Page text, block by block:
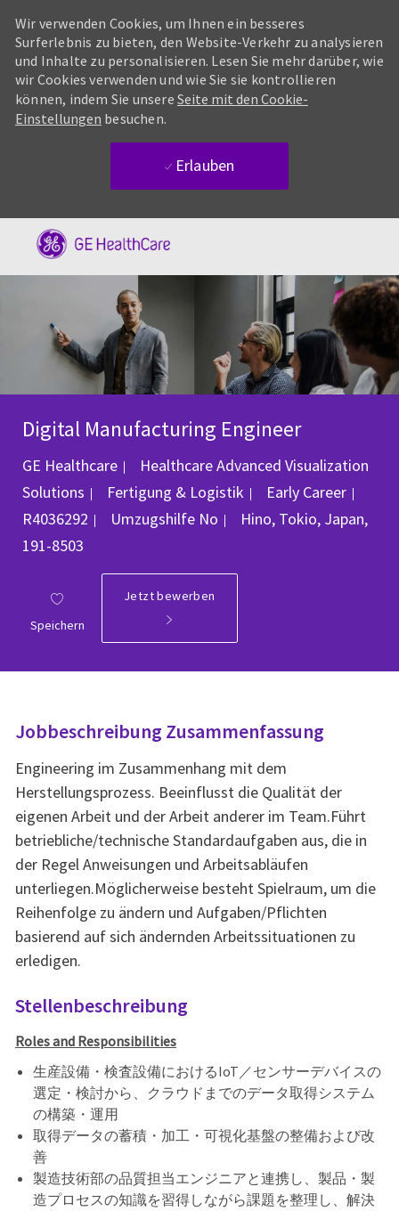
Wir verwenden Cookies, um Ihnen ein besseres
Surferlebnis zu bieten, den Website-Verkehr zu analysieren
und Inhalte zu personalisieren. Lesen Sie mehr darüber, wie
wir Cookies verwenden und wie Sie sie kontrollieren
können, indem Sie unsere Seite mit den Cookie-
Einstellungen besuchen.
Erlauben
Digital Manufacturing Engineer
GE Healthcare
Healthcare Advanced Visualization
Solutions
Kategorie
Fertigung & Logistik Early Career
R4036292
Umzugshilfe No Ort
Hino, Tokio, Japan,
191-8503
Speichern
Jetzt bewerben
Jobbeschreibung Zusammenfassung
Engineering im Zusammenhang mit dem
Herstellungsprozess. Beeinflusst die Qualität der
eigenen Arbeit und der Arbeit anderer im Team.Führt
betriebliche/technische Standardaufgaben aus, die in
der Regel Anweisungen und Arbeitsabläufen
unterliegen.Möglicherweise besteht Spielraum, um die
Reihenfolge zu ändern und Aufgaben/Pflichten
basierend auf sich ändernden Arbeitssituationen zu
erledigen.
Stellenbeschreibung
Roles and Responsibilities
生産設備・検査設備におけるIoT／センサーデバイスの
選定・検討から、クラウドまでのデータ取得システム
の構築・運用
取得データの蓄積・加工・可視化基盤の整備および改
善
製造技術部の品質担当エンジニアと連携し、製品・製
造プロセスの知識を習得しながら課題を整理し、解決